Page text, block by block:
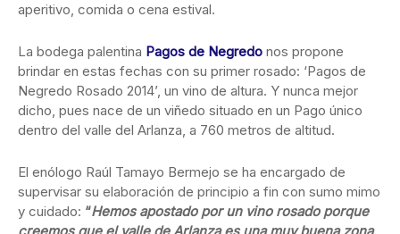
aperitivo, comida o cena estival.
La bodega palentina Pagos de Negredo nos propone
brindar en estas fechas con su primer rosado: ‘Pagos de
Negredo Rosado 2014’, un vino de altura. Y nunca mejor
dicho, pues nace de un viñedo situado en un Pago único
dentro del valle del Arlanza, a 760 metros de altitud.
El enólogo Raúl Tamayo Bermejo se ha encargado de
supervisar su elaboración de principio a fin con sumo mimo
y cuidado: “Hemos apostado por un vino rosado porque